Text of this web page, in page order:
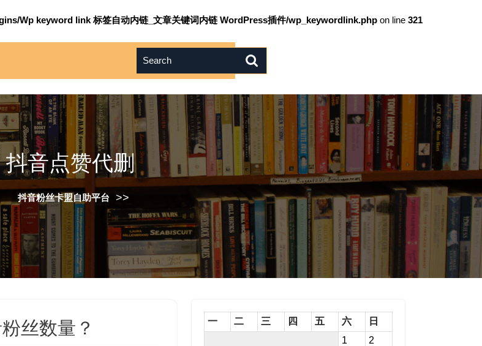
Wp keyword link 标签自动内链_文章关键词内链 WordPress插件/wp_keywordlink.php on line 321
抖音点赞代删
抖音粉丝卡盟自助平台 >>
丝数量？ 一 二 三 四 五 六
日
1
2